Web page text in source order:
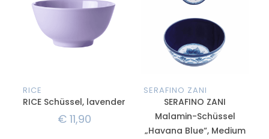
RICE
RICE Schüssel, lavender
€11,90
SERAFINO ZANI
SERAFINO ZANI
Malamin-Schüssel
„Havana Blue“, Medium